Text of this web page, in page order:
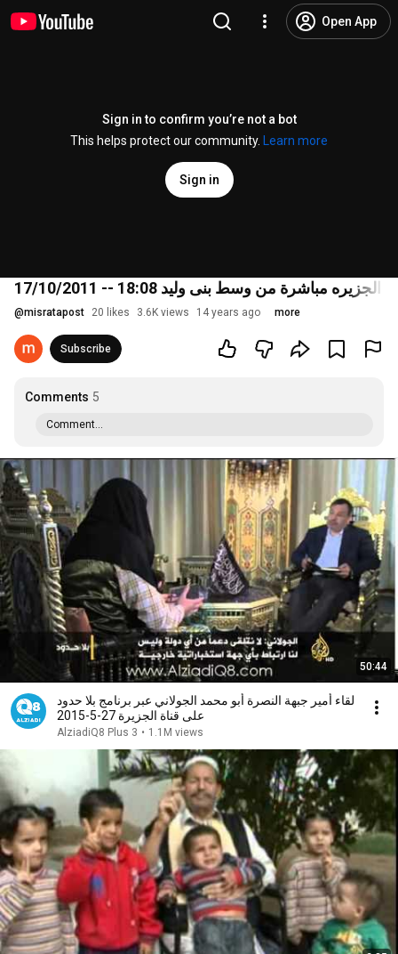
Open App
Sign in to confirm you’re not a bot
This helps protect our community.
Learn more
Sign in
مباشرة من وسط بنى وليد 18:08 -- 17/10/2011
@misratapost 20 likes 3.6K views 14 years ago more
Subscribe
Comments 5
Comment...
50:44
لقاء أمير جبهة النصرة أبو محمد الجولاني عبر برنامج بلا حدود
على قناة الجزيرة 27-5-2015
AlziadiQ8 Plus 3 • 1.1M views